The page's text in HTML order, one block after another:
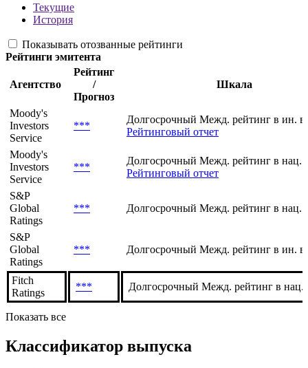
Текущие
История
Показывать отозванные рейтинги
Рейтинги эмитента
Агентство
Рейтинг
/
Прогноз
Шкала
Moody's
Investors
Service
***
Долгосрочный Межд. рейтинг в ин.
Рейтинговый отчет
Moody's
Investors
Service
***
Долгосрочный Межд. рейтинг в нац.
Рейтинговый отчет
S&P
Global
Ratings
*** Долгосрочный Межд. рейтинг в нац.
S&P
Global
Ratings
*** Долгосрочный Межд. рейтинг в ин.
Fitch
Ratings
*** Долгосрочный Межд. рейтинг в нац.
Показать все
Классификатор выпуска